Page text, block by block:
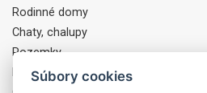
Rodinné domy
Chaty, chalupy
Pozemky
Komercia, Objekty
Súbory cookies